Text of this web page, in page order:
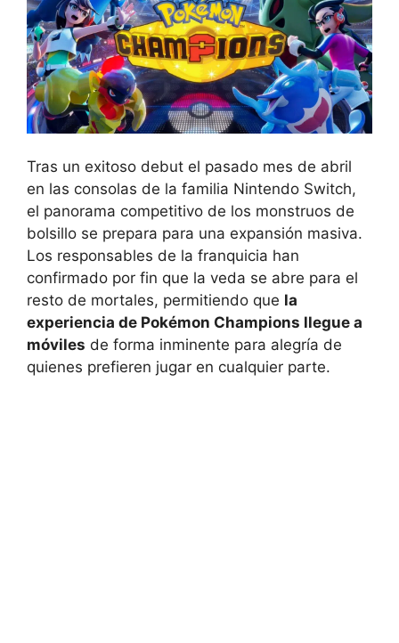
Tras un exitoso debut el pasado mes de abril
en las consolas de la familia Nintendo Switch,
el panorama competitivo de los monstruos de
bolsillo se prepara para una expansión masiva.
Los responsables de la franquicia han
confirmado por fin que la veda se abre para el
resto de mortales, permitiendo que la
experiencia de Pokémon Champions llegue a
móviles de forma inminente para alegría de
quienes prefieren jugar en cualquier parte.